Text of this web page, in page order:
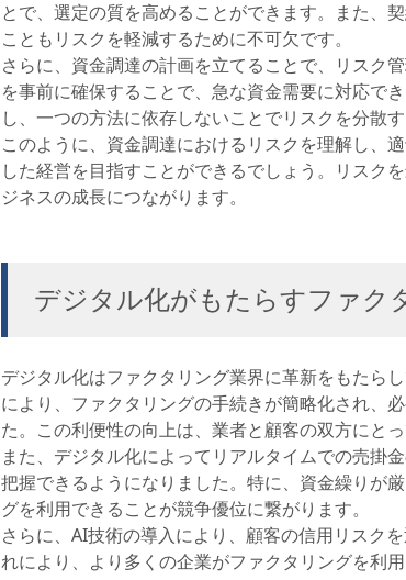
とで、選定の質を高めることができます。また、
こともリスクを軽減するために不可欠です。
さらに、資金調達の計画を立てることで、リスク
を事前に確保することで、急な資金需要に対応で
し、一つの方法に依存しないことでリスクを分散す
このように、資金調達におけるリスクを理解し、
した経営を目指すことができるでしょう。リスク
ジネスの成長につながります。
デジタル化がもたらすファク
デジタル化はファクタリング業界に革新をもたら
により、ファクタリングの手続きが簡略化され、
た。この利便性の向上は、業者と顧客の双方にとっ
また、デジタル化によってリアルタイムでの売掛
把握できるようになりました。特に、資金繰りが
グを利用できることが競争優位に繋がります。
さらに、AI技術の導入により、顧客の信用リスク
れにより、より多くの企業がファクタリングを利